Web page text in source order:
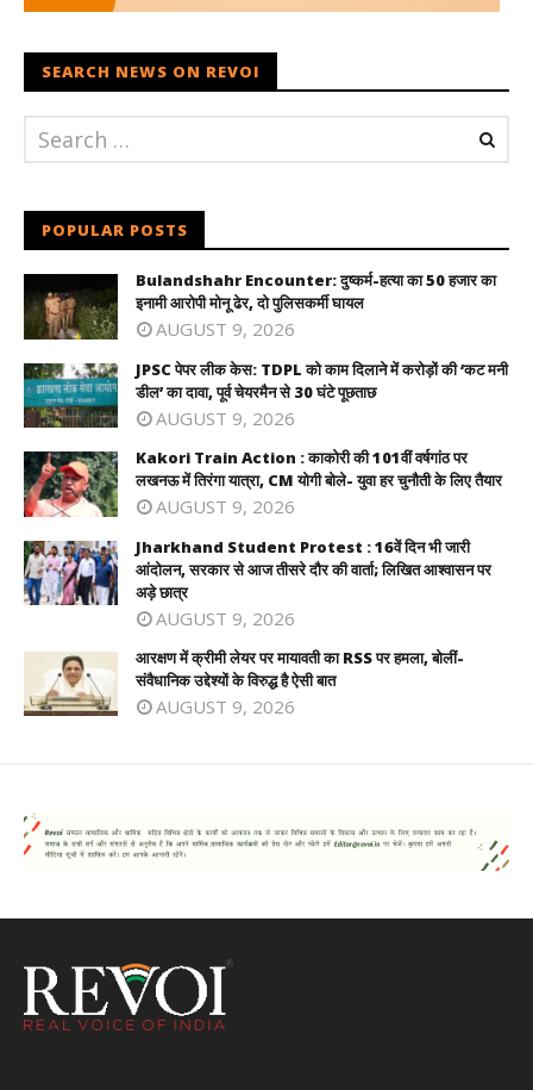
SEARCH NEWS ON REVOI
POPULAR POSTS
Bulandshahr Encounter: दुष्कर्म-हत्या का 50 हजार का
इनामी आरोपी मोनू ढेर, दो पुलिसकर्मी घायल
AUGUST 9, 2026
JPSC पेपर लीक केस: TDPL को काम दिलाने में करोड़ों की ‘कट मनी
डील’ का दावा, पूर्व चेयरमैन से 30 घंटे पूछताछ
AUGUST 9, 2026
Kakori Train Action : काकोरी की 101वीं वर्षगांठ पर
लखनऊ में तिरंगा यात्रा, CM योगी बोले- युवा हर चुनौती के लिए तैयार
AUGUST 9, 2026
Jharkhand Student Protest : 16वें दिन भी जारी
आंदोलन, सरकार से आज तीसरे दौर की वार्ता; लिखित आश्वासन पर
अड़े छात्र
AUGUST 9, 2026
आरक्षण में क्रीमी लेयर पर मायावती का RSS पर हमला, बोलीं-
संवैधानिक उद्देश्यों के विरुद्ध है ऐसी बात
AUGUST 9, 2026